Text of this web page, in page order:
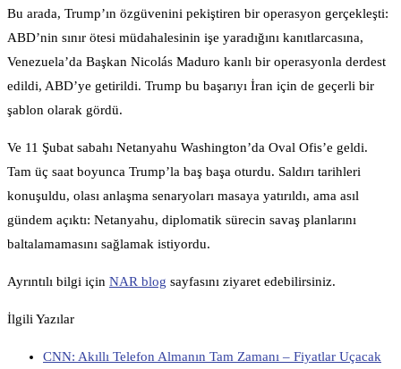
Bu arada, Trump’ın özgüvenini pekiştiren bir operasyon gerçekleşti:
ABD’nin sınır ötesi müdahalesinin işe yaradığını kanıtlarcasına,
Venezuela’da Başkan Nicolás Maduro kanlı bir operasyonla derdest
edildi, ABD’ye getirildi. Trump bu başarıyı İran için de geçerli bir
şablon olarak gördü.
Ve 11 Şubat sabahı Netanyahu Washington’da Oval Ofis’e geldi.
Tam üç saat boyunca Trump’la baş başa oturdu. Saldırı tarihleri
konuşuldu, olası anlaşma senaryoları masaya yatırıldı, ama asıl
gündem açıktı: Netanyahu, diplomatik sürecin savaş planlarını
baltalamamasını sağlamak istiyordu.
Ayrıntılı bilgi için NAR blog sayfasını ziyaret edebilirsiniz.
İlgili Yazılar
CNN: Akıllı Telefon Almanın Tam Zamanı – Fiyatlar Uçacak